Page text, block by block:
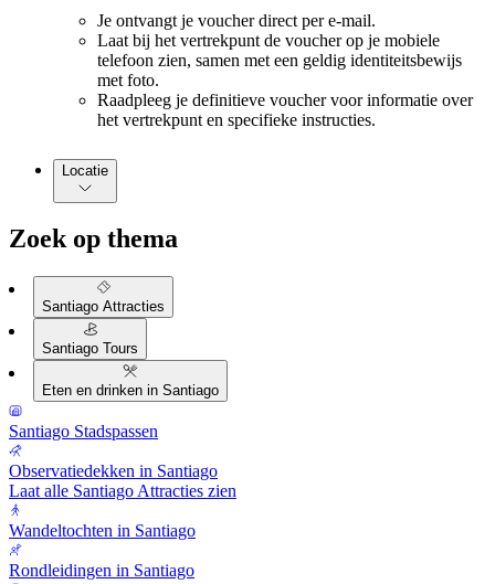
Je ontvangt je voucher direct per e-mail.
Laat bij het vertrekpunt de voucher op je mobiele
telefoon zien, samen met een geldig identiteitsbewijs
met foto.
Raadpleeg je definitieve voucher voor informatie over
het vertrekpunt en specifieke instructies.
Locatie
Zoek op thema
Santiago Attracties
Santiago Tours
Eten en drinken in Santiago
Santiago Stadspassen
Observatiedekken in Santiago
Laat alle Santiago Attracties zien
Wandeltochten in Santiago
Rondleidingen in Santiago